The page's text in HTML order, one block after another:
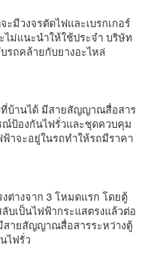
มีวงจรตัดไฟและเบรกเกอร์
ม่แนะนำให้ใช้ประจำ บริษัท
ถคล้ายกับยางอะไหล่
ที่บ้านได้ มีสายสัญญาณสื่อสาร
ป้องกันไฟรั่วและชุดควบคุม
าจะอยู่ในรถทำให้รถมีราคา
ต่างจาก 3 โหมดแรก โดยตู้
บเป็นไฟฟ้ากระแสตรงแล้วต่อ
สายสัญญาณสื่อสารระหว่างตู้
ไฟรั่ว